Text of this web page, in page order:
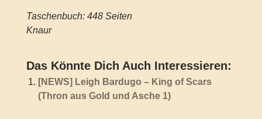
Taschenbuch: 448 Seiten
Knaur
Das Könnte Dich Auch Interessieren:
[NEWS] Leigh Bardugo – King of Scars
(Thron aus Gold und Asche 1)